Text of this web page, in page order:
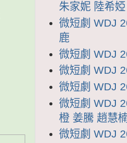
朱家妮 陸希
微短劇 WDJ
鹿
微短劇 WDJ
微短劇 WDJ
微短劇 WDJ
微短劇 WDJ
橙 姜騰 趙慧
微短劇 WDJ